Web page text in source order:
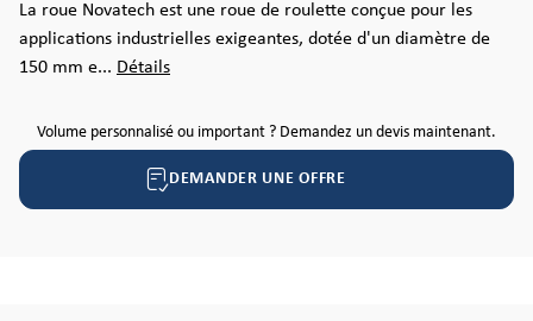
La roue Novatech est une roue de roulette conçue pour les
applications industrielles exigeantes, dotée d'un diamètre de
150 mm e... Détails
Volume personnalisé ou important ? Demandez un devis maintenant.
DEMANDER UNE OFFRE